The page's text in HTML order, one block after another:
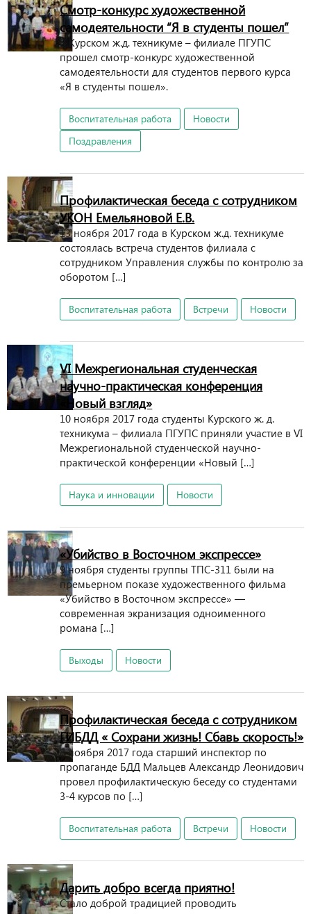
Смотр-конкурс художественной
самодеятельности “Я в студенты пошел”
В Курском ж.д. техникуме – филиале ПГУПС
прошел смотр-конкурс художественной
самодеятельности для студентов первого курса
«Я в студенты пошел».
Воспитательная работа
Новости
Поздравления
Профилактическая беседа с сотрудником
УКОН Емельяновой Е.В.
13 ноября 2017 года в Курском ж.д. техникуме
состоялась встреча студентов филиала с
сотрудником Управления службы по контролю за
оборотом […]
Воспитательная работа Встречи Новости
VI Межрегиональная студенческая
научно-практическая конференция
«Новый взгляд»
10 ноября 2017 года студенты Курского ж. д.
техникума – филиала ПГУПС приняли участие в VI
Межрегиональной студенческой научно-
практической конференции «Новый […]
Наука и инновации Новости
«Убийство в Восточном экспрессе»
9 ноября студенты группы ТПС-311 были на
премьерном показе художественного фильма
«Убийство в Восточном экспрессе» —
современная экранизация одноименного
романа […]
Выходы Новости
Профилактическая беседа с сотрудником
ГИБДД « Сохрани жизнь! Сбавь скорость!»
8 ноября 2017 года старший инспектор по
пропаганде БДД Мальцев Александр Леонидович
провел профилактическую беседу со студентами
3-4 курсов по […]
Воспитательная работа Встречи Новости
Дарить добро всегда приятно!
Стало доброй традицией проводить